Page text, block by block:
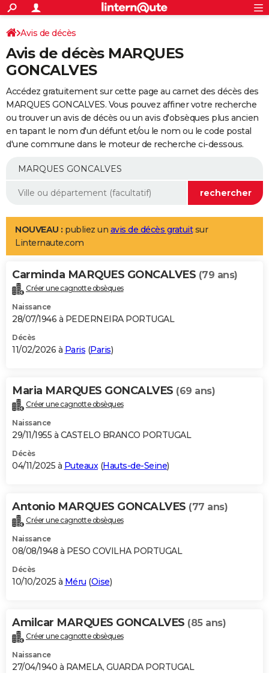
ACTUALITÉS
Politique
Société
Faits Divers
Education
Monde
Villes
+
SPORT
Coupe du monde 2026
Football
Tennis
Cyclisme
Rugby
Forum
FINANCE
Retraite
Impôts
Epargne
Immobilier
Risques naturels par ville
Banque
Assurance
Crédit
AUTO
Essais
Réserver un essai
Citadines
Berlines
SUV
Forum auto
+
HIGH-TECH
Art de vivre
Bien-être
Loisirs
Mode
Modes de vie
SANTE
Alimentation
Guide de la santé
Maladies
Médicaments
Sommeil
+
Destinations
City break
Voyage nature
Voyage de noces
Forum
Climat
PHOTO
GUIDES D'ACHAT
BONS PLANS
CARTE DE VOEUX
Dictionnaire
Biographies
Citations
Expressions
Proverbes
PROGRAMME TV
COPAINS D'AVANT
S'inscrire
Se connecter
Lycées
Collèges
Primaires
Universités
Entreprises
Service militaire
Avis de recherche
AVIS DE DÉCÈS
Avis de décès
Avis de décès MARQUES
GONCALVES
Accédez gratuitement sur cette page au carnet des décès des
MARQUES GONCALVES. Vous pouvez affiner votre recherche
ou trouver un avis de décès ou un avis d'obsèques plus ancien
en tapant le nom d'un défunt et/ou le nom ou le code postal
d'une commune dans le moteur de recherche ci-dessous.
NOUVEAU : publiez un avis de décès gratuitsur
Linternaute.com
Carminda MARQUES GONCALVES (79 ans)
Créer une cagnotte obsèques
Naissance
28/07/1946 à PEDERNEIRA PORTUGAL
Décès
11/02/2026 à Paris (Paris)
Maria MARQUES GONCALVES (69 ans)
Créer une cagnotte obsèques
Naissance
29/11/1955 à CASTELO BRANCO PORTUGAL
Décès
04/11/2025 à Puteaux(Hauts-de-Seine)
Antonio MARQUES GONCALVES (77 ans)
Créer une cagnotte obsèques
Naissance
08/08/1948 à PESO COVILHA PORTUGAL
Décès
10/10/2025 à Méru (Oise)
Amilcar MARQUES GONCALVES (85 ans)
Créer une cagnotte obsèques
Naissance
27/04/1940 à RAMELA, GUARDA PORTUGAL